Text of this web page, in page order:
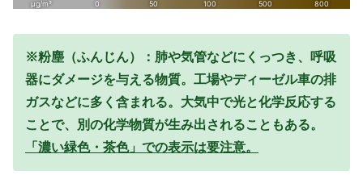
※粉塵（ふんじん）：肺や気管などにくっつき、呼吸
器にダメージを与える物質。工場やディーゼル車の排
ガスなどに多く含まれる。大気中で光と化学反応する
ことで、別の化学物質が生み出されることもある。
「濃い緑色・茶色」での表示は要注意。